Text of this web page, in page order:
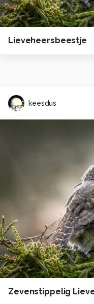
Lieveheersbeestje
keesdus